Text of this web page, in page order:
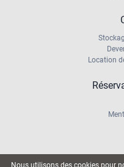
Location
Nous utilisons des cookies pour